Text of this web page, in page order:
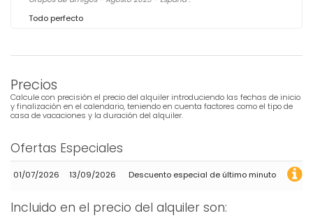
Todo perfecto
Precios
Calcule con precisión el precio del alquiler introduciendo las fechas de inicio
y finalización en el calendario, teniendo en cuenta factores como el tipo de
casa de vacaciones y la duración del alquiler.
Ofertas Especiales
01/07/2026 13/09/2026 Descuento especial de último minuto
Incluido en el precio del alquiler son: